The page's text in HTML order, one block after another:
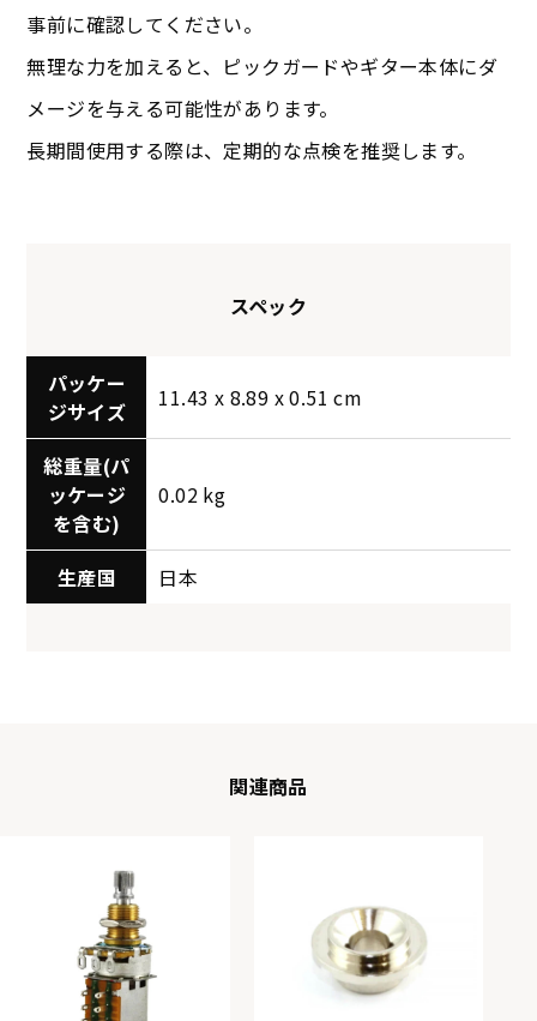
事前に確認してください。
無理な力を加えると、ピックガードやギター本体にダ
メージを与える可能性があります。
長期間使用する際は、定期的な点検を推奨します。
スペック
パッケー
ジサイズ
11.43 x 8.89 x 0.51 cm
総重量(パ
ッケージ
を含む)
0.02 kg
生産国 日本
関連商品